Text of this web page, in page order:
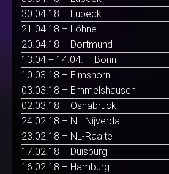
30.04.18 – Lübeck
21.04.18 – Löhne
20.04.18 – Dortmund
13.04 + 14.04. – Bonn
10.03.18 – Elmshorn
03.03.18 – Emmelshausen
02.03.18 – Osnabrück
24.02.18 – NL-Nijverdal
23.02.18 – NL-Raalte
17.02.18 – Duisburg
16.02.18 – Hamburg